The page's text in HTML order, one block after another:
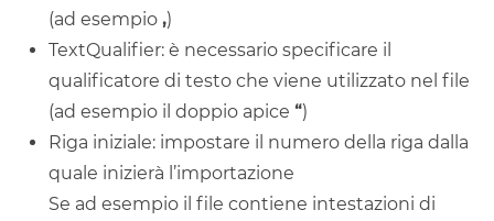
(ad esempio ,)
TextQualifier: è necessario specificare il
qualificatore di testo che viene utilizzato nel file
(ad esempio il doppio apice “)
Riga iniziale: impostare il numero della riga dalla
quale inizierà l’importazione
Se ad esempio il file contiene intestazioni di